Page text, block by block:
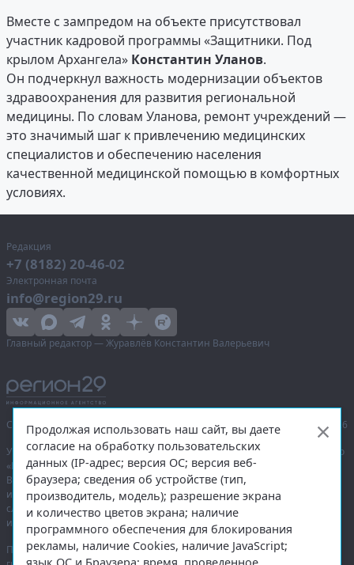
Вместе с зампредом на объекте присутствовал
участник кадровой программы «Защитники. Под
крылом Архангела» Константин Уланов.
Он подчеркнул важность модернизации объектов
здравоохранения для развития региональной
медицины. По словам Уланова, ремонт учреждений —
это значимый шаг к привлечению медицинских
специалистов и обеспечению населения
качественной медицинской помощью в комфортных
условиях.
Редакция
+7 (8182) 20-46-02
Электронная почта
info@region29.ru
Главный редактор — Журавлёв Константин Валерьевич
Сетевое издание «Информационное агентство Регион 29»,
© 2016–2026
Учредитель — общество с ограниченной ответственностью «Агентство
«Правда Севера».
Выписка из реестра зарегистрированных средств массовой
информации:ЭЛ № ФС 77-74226от 09.11.2018 выдано Федеральной
службой по надзору в сфере связи, информационных технологий
и массовых коммуникаций (Роскомнадзор).
При полном или частичном использовании любых материалов
Продолжая использовать наш сайт, вы даете
согласие на обработку пользовательских
данных (IP-адрес; версия ОС; версия веб-
браузера; сведения об устройстве (тип,
производитель, модель); разрешение экрана
и количество цветов экрана; наличие
программного обеспечения для блокирования
рекламы, наличие Cookies, наличие JavaScript;